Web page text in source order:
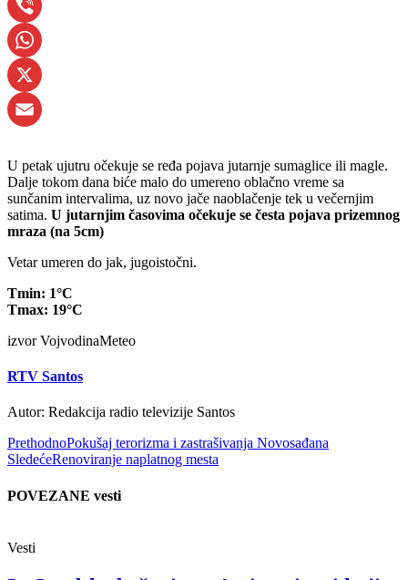
Viber
WhatsApp
X
U petak ujutru očekuje se ređa pojava jutarnje sumaglice ili magle.
Dalje tokom dana biće malo do umereno oblačno vreme sa
sunčanim intervalima, uz novo jače naoblačenje tek u večernjim
satima. U jutarnjim časovima očekuje se česta pojava prizemnog
mraza (na 5cm)
Vetar umeren do jak, jugoistočni.
Tmin: 1°C
Tmax: 19°C
izvor VojvodinaMeteo
RTV Santos
Autor: Redakcija radio televizije Santos
PrethodnoPokušaj terorizma i zastrašivanja Novosađana
SledećeRenoviranje naplatnog mesta
POVEZANE vesti
Vesti